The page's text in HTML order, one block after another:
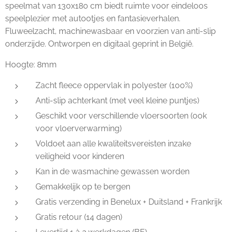
speelmat van 130x180 cm biedt ruimte voor eindeloos
speelplezier met autootjes en fantasieverhalen.
Fluweelzacht, machinewasbaar en voorzien van anti-slip
onderzijde. Ontworpen en digitaal geprint in België.
Hoogte: 8mm
Zacht fleece oppervlak in polyester (100%)
Anti-slip achterkant (met veel kleine puntjes)
Geschikt voor verschillende vloersoorten (ook
voor vloerverwarming)
Voldoet aan alle kwaliteitsvereisten inzake
veiligheid voor kinderen
Kan in de wasmachine gewassen worden
Gemakkelijk op te bergen
Gratis verzending in Benelux + Duitsland + Frankrijk
Gratis retour (14 dagen)